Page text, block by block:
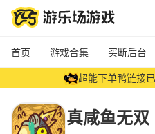
首页 游戏合集 买断后台
免登录免费账号交易展示平台
超能下单鸭链接
新增限时礼包码 VIP777= 5
真咸鱼无双